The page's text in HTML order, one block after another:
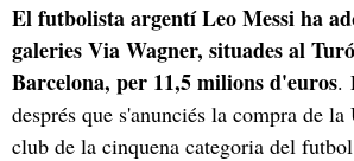
El futbolista argentí Leo Messi ha
galeries Via Wagner, situades al
Barcelona, per 11,5 milions d'euros.
després que s'anunciés la compra de
club de la cinquena categoria del